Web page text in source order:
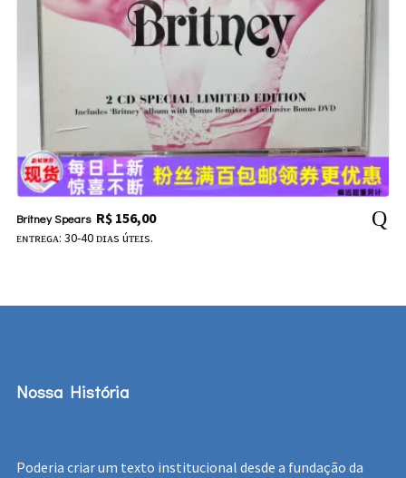
Britney Spears R$156,00
ᴇɴᴛʀᴇɢᴀ: 30-40 ᴅɪᴀs úᴛᴇɪs.
Nossa História
Poderia criar um texto institucional desde a fundação da